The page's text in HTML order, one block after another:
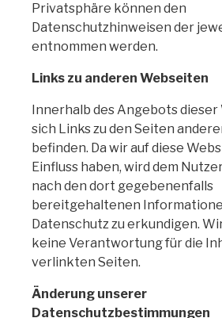
Privatsphäre können den
Datenschutzhinweisen der
entnommen werden.
Links zu anderen Webseiten
Innerhalb des Angebots
sich Links zu den Seiten
befinden. Da wir auf diese
Einfluss haben, wird dem
nach den dort gegebenenfalls
bereitgehaltenen
Datenschutz zu erkundigen.
keine Verantwortung für die
verlinkten Seiten.
Änderung unserer
Datenschutzbestimmungen